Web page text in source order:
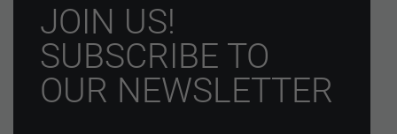
JOIN US!
SUBSCRIBE TO
OUR NEWSLETTER